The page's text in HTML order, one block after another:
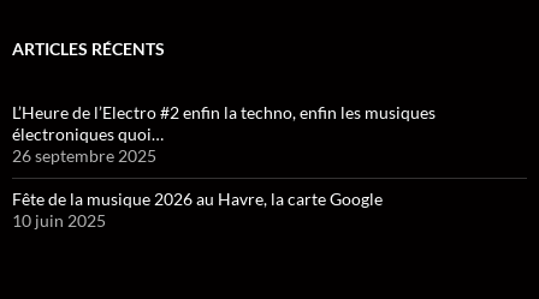
ARTICLES RÉCENTS
L’Heure de l’Electro #2 enfin la techno, enfin les musiques
électroniques quoi…
26 septembre 2025
Fête de la musique 2026 au Havre, la carte Google
10 juin 2025